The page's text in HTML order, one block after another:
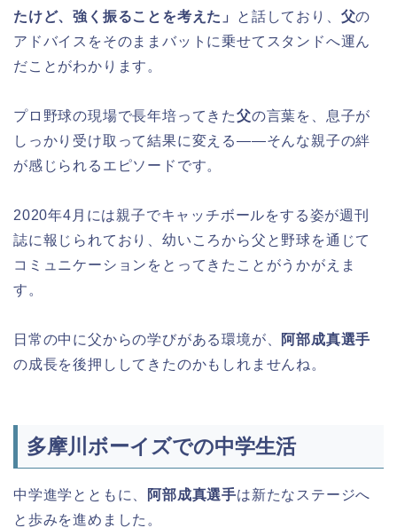
たけど、強く振ることを考えた」
と話しており、 父の
アドバイスをそのままバットに乗せてスタンドへ運ん
だことがわかります。
プロ野球の現場で長年培ってきた父の言葉を、息子が
しっかり受け取って結果に変える——そんな親子の絆
が感じられるエピソードです。
2020年4月には親子でキャッチボールをする姿が週刊
誌に報じられており、幼いころから父と野球を通じて
コミュニケーションをとってきたことがうかがえま
す。
日常の中に父からの学びがある環境が、 阿部成真選手
の成長を後押ししてきたのかもしれませんね。
多摩川ボーイズでの中学生活
中学進学とともに、 阿部成真選手は新たなステージへ
と歩みを進めました。